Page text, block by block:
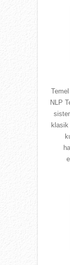
NLP
klasik